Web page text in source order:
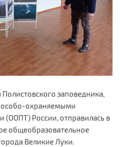
заповедника,
охраняемыми
России, отправилась в
общеобразовательное
Великие Луки.